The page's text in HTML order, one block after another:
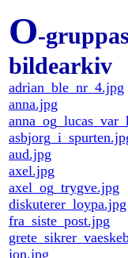
O-gruppas
bildearkiv
adrian_ble_nr_4.jpg
anna.jpg
aud.jpg
axel.jpg
axel_og_trygve.jpg
diskuterer_loypa.jpg
fra_siste_post.jpg
jon.jpg